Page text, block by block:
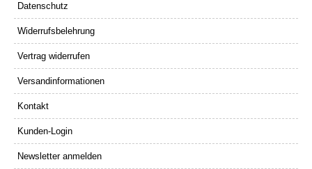
Datenschutz
Widerrufsbelehrung
Vertrag widerrufen
Versandinformationen
Kontakt
Kunden-Login
Newsletter anmelden